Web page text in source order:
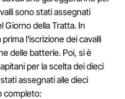
sono stati assegnati
Giorno della Tratta. In
l'iscrizione dei cavalli
delle batterie. Poi, si è
per la scelta dei dieci
assegnati alle dieci
completo: